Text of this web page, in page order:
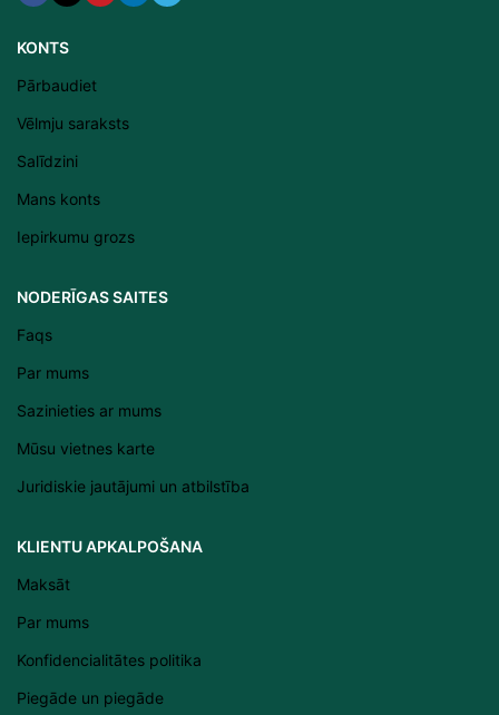
KONTS
Pārbaudiet
Vēlmju saraksts
Salīdzini
Mans konts
Iepirkumu grozs
NODERĪGAS SAITES
Faqs
Par mums
Sazinieties ar mums
Mūsu vietnes karte
Juridiskie jautājumi un atbilstība
KLIENTU APKALPOŠANA
Maksāt
Par mums
Konfidencialitātes politika
Piegāde un piegāde